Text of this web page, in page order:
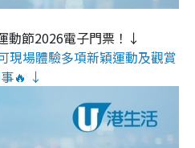
動節2026電子門票！↓
現場體驗多項新穎運動及觀賞
🔥 ↓